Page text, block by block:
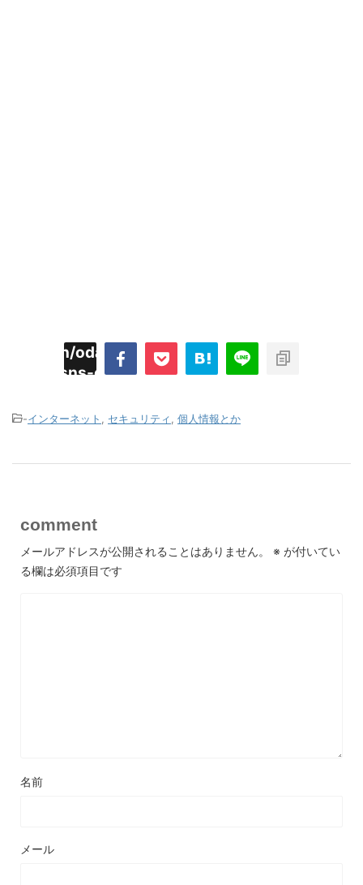
odaiji.com/public_html/blog/wp-
sns-count-cache/sns-count-
-インターネット セキュリティ 個人情報とか
comment
メールアドレスが公開されることはありません。 ※ が付いてい
る欄は必須項目です
名前
メール